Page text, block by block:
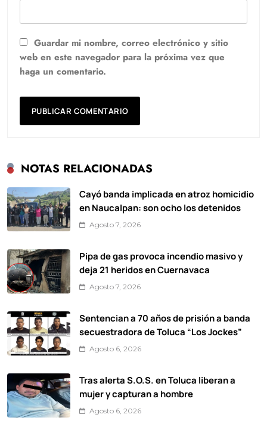
Guardar mi nombre, correo electrónico y sitio
web en este navegador para la próxima vez que
haga un comentario.
NOTAS RELACIONADAS
Cayó banda implicada en atroz homicidio
en Naucalpan: son ocho los detenidos
Agosto 7, 2026
Pipa de gas provoca incendio masivo y
deja 21 heridos en Cuernavaca
Agosto 7, 2026
Sentencian a 70 años de prisión a banda
secuestradora de Toluca “Los Jockes”
Agosto 6, 2026
Tras alerta S.O.S. en Toluca liberan a
mujer y capturan a hombre
Agosto 6, 2026